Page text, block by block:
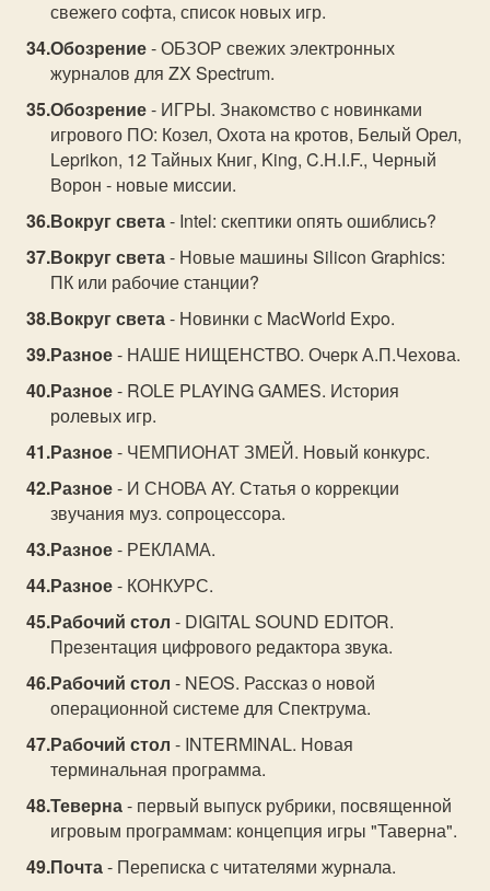
свежего софта, список новых игр.
Обозрение- ОБЗОР свежих электронных
журналов для ZX Spectrum.
Обозрение- ИГРЫ. Знакомство с новинками
игрового ПО: Козел, Охота на кротов, Белый Орел,
Leprikon, 12 Тайных Книг, King, C.H.I.F., Черный
Ворон - новые миссии.
Вокруг света- Intel: скептики опять ошиблись?
Вокруг света- Новые машины Silicon Graphics:
ПК или рабочие станции?
Вокруг света- Новинки с MacWorld Expo.
Разное- НАШЕ НИЩЕНСТВО. Очерк А.П.Чехова.
Разное- ROLE PLAYING GAMES. История
ролевых игр.
Разное- ЧЕМПИОНАТ ЗМЕЙ. Новый конкурс.
Разное- И СНОВА AY. Статья о коррекции
звучания муз. сопроцессора.
Разное- РЕКЛАМА.
Разное- КОНКУРС.
Рабочий стол - DIGITAL SOUND EDITOR.
Презентация цифрового редактора звука.
Рабочий стол - NEOS. Рассказ о новой
операционной системе для Спектрума.
Рабочий стол - INTERMINAL. Новая
терминальная программа.
Теверна- первый выпуск рубрики, посвященной
игровым программам: концепция игры "Таверна".
Почта- Переписка с читателями журнала.